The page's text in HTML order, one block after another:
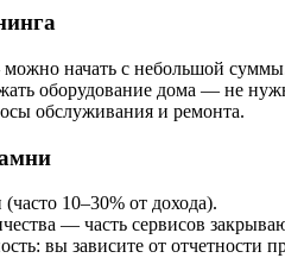
начать с небольшой
оборудование дома — не
обслуживания и ремонта.
10–30% от дохода).
— часть сервисов
вы зависите от отчетности